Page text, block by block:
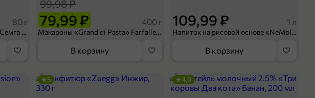
80 г
Сухарики «Кириешки Light» Семга с сыром, 80 г
79,99 ₽
99,98 ₽
400 г
Макароны «Grand di Pasta» Farfalle, 400 г
В корзину
109,99 ₽ 1 л
Напиток на рисовой основе «NeMoloko» «Миндальный», 1 л
В корзину
5 4,9